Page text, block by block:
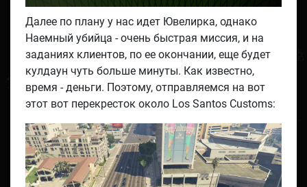
Далее по плану у нас идет Ювелирка, однако
Наемный убийца - очень быстрая миссия, и на
заданиях клиентов, по ее окончании, еще будет
кулдаун чуть больше минуты. Как известно,
время - деньги. Поэтому, отправляемся на вот
этот вот перекресток около Los Santos Customs: